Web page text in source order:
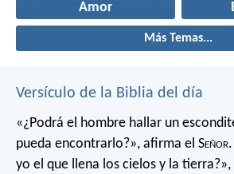
Amor
Más Temas...
Versículo de la Biblia del día
«¿Podrá el hombre hallar un
pueda encontrarlo?», afirma el Señor.
yo el que llena los cielos y la tierra?»,